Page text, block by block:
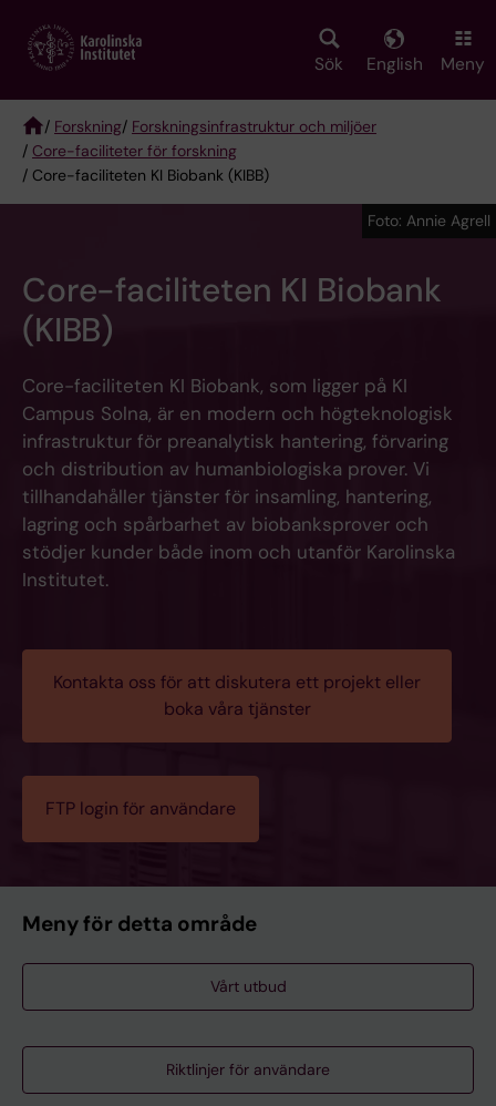
main
Sök English Meny
Breadcrumb
/ Forskning/ Forskningsinfrastruktur och miljöer
/ Core-faciliteter för forskning
/ Core-faciliteten KI Biobank (KIBB)
Core-faciliteten KI Biobank
(KIBB)
Core-faciliteten KI Biobank, som ligger på KI
Campus Solna, är en modern och högteknologisk
infrastruktur för preanalytisk hantering, förvaring
och distribution av humanbiologiska prover. Vi
tillhandahåller tjänster för insamling, hantering,
lagring och spårbarhet av biobanksprover och
stödjer kunder både inom och utanför Karolinska
Institutet.
Kontakta oss för att diskutera ett projekt eller
boka våra tjänster
FTP login för användare
Foto: Annie Agrell
Meny för detta område
Vårt utbud
Riktlinjer för användare